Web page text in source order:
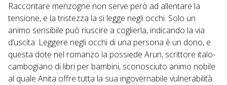
Raccontare menzogne non serve però ad allentare la
tensione, e la tristezza la si legge negli occhi. Solo un
animo sensibile può riuscire a coglierla, indicando la via
d’uscita. Leggere negli occhi di una persona è un dono, e
questa dote nel romanzo la possiede Arun, scrittore italo-
cambogiano di libri per bambini, sconosciuto animo nobile
al quale Anita offre tutta la sua ingovernabile vulnerabilità.